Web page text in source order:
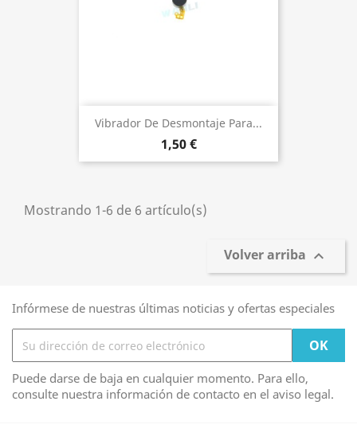
Vibrador De Desmontaje Para...
1,50 €
Mostrando 1-6 de 6 artículo(s)
Volver arriba 
Infórmese de nuestras últimas noticias y ofertas especiales
Puede darse de baja en cualquier momento. Para ello,
consulte nuestra información de contacto en el aviso legal.